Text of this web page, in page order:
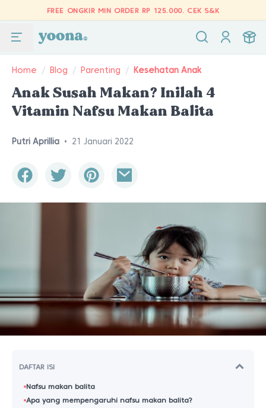
FREE ONGKIR MIN ORDER RP 125.000. CEK S&K
Home / Blog / Parenting / Kesehatan Anak
Anak Susah Makan? Inilah 4
Vitamin Nafsu Makan Balita
Putri Aprillia • 21 Januari 2022
DAFTAR ISI
Nafsu makan balita
Apa yang mempengaruhi nafsu makan balita?